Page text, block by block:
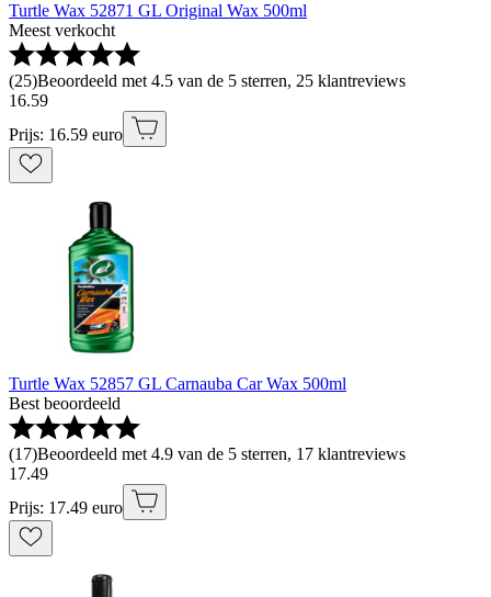
Turtle Wax 52871 GL Original Wax 500ml
Meest verkocht
(25)Beoordeeld met 4.5 van de 5 sterren, 25 klantreviews
16.59
Prijs: 16.59 euro
Turtle Wax 52857 GL Carnauba Car Wax 500ml
Best beoordeeld
(17)Beoordeeld met 4.9 van de 5 sterren, 17 klantreviews
17.49
Prijs: 17.49 euro